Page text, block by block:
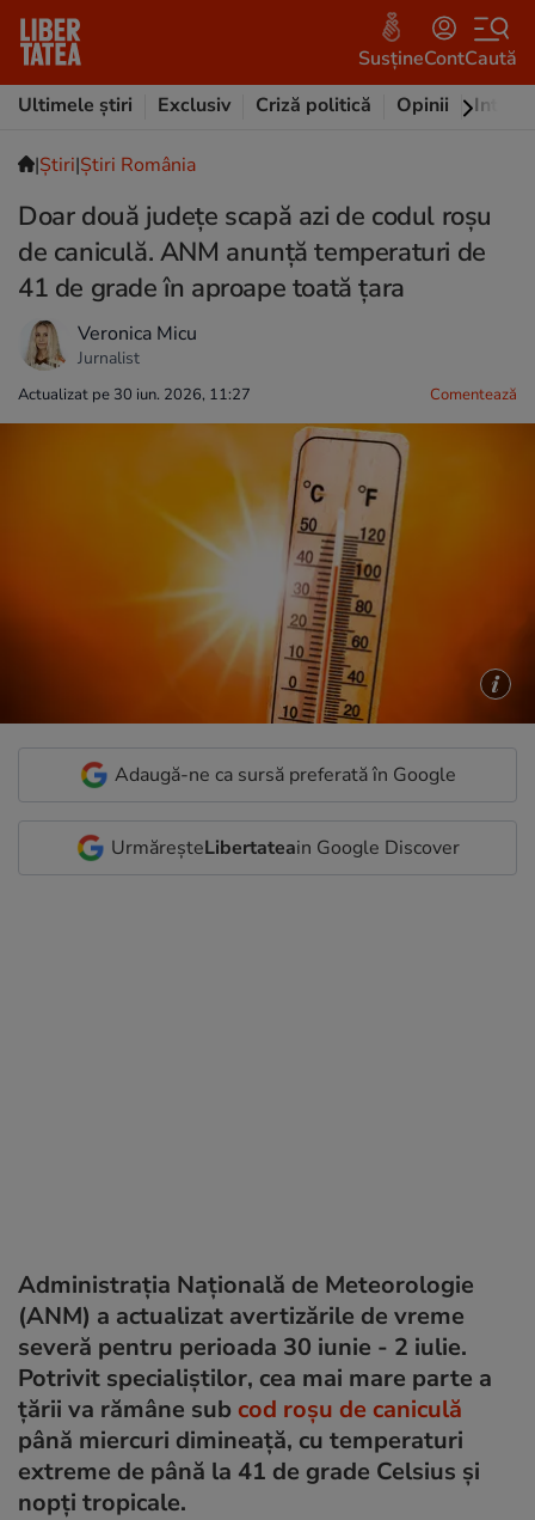
SusțineContCaută
Ultimele știri
Exclusiv Criză politică Opinii
|Ştiri|Știri România
Doar două județe scapă azi de codul roșu
de caniculă. ANM anunță temperaturi de
41 de grade în aproape toată țara
Veronica Micu
Jurnalist
Actualizat pe 30 iun. 2026, 11:27 Comentează
Adaugă-ne ca sursă preferată în Google
UrmăreșteLibertateain Google Discover
Administrația Națională de Meteorologie
(ANM) a actualizat avertizările de vreme
severă pentru perioada 30 iunie - 2 iulie.
Potrivit specialiștilor, cea mai mare parte a
țării va rămâne sub cod roșu de caniculă
până miercuri dimineață, cu temperaturi
extreme de până la 41 de grade Celsius și
nopți tropicale.